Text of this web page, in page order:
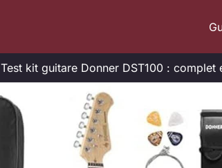
Test kit guitare Donner DST100 : complet